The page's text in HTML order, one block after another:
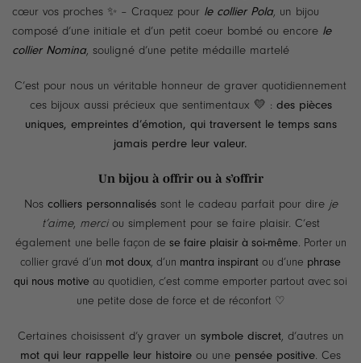
cœur vos proches ✨ – Craquez pour le collier Pola, un bijou
composé d’une initiale et d’un petit coeur bombé ou encore le
collier Nomina, souligné d’une petite médaille martelé
C’est pour nous un véritable honneur de graver quotidiennement
ces bijoux aussi précieux que sentimentaux 💛 : des pièces
uniques, empreintes d’émotion, qui traversent le temps sans
jamais perdre leur valeur.
Un bijou à offrir ou à s’offrir
Nos colliers personnalisés sont le cadeau parfait pour dire je
t’aime, merciou simplement pour se faire plaisir. C’est
également une belle façon de se faire plaisir à soi-même. Porter un
collier gravé d’un mot doux, d’un mantra inspirant ou d’une phrase
qui nous motive au quotidien, c’est comme emporter partout avec soi
une petite dose de force et de réconfort ♡
Certaines choisissent d’y graver un symbole discret, d’autres un
mot qui leur rappelle leur histoire ou une pensée positive. Ces